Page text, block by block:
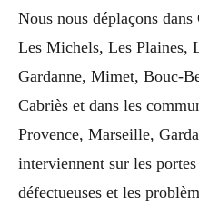
Nous nous déplaçons
Les Michels, Les Plaines,
Gardanne, Mimet, Bouc-
Cabriès et dans les
Provence, Marseille,
interviennent sur les
défectueuses et les